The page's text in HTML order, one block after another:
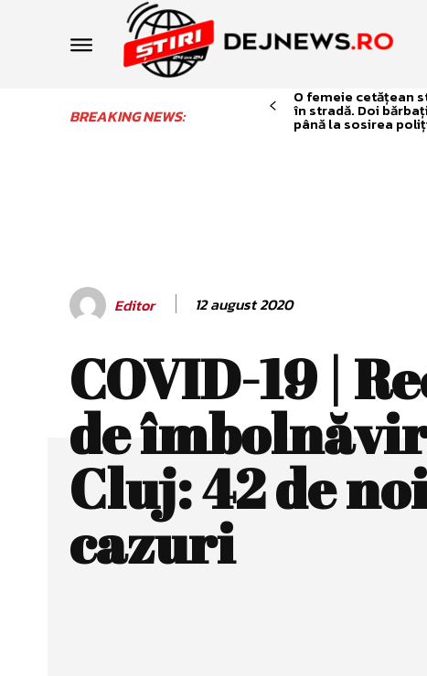
BREAKING NEWS:
O femeie cetățean
în stradă. Doi
până la sosirea
Editor 12 august 2020
COVID-19 |
de
Cluj: 42 de
cazuri